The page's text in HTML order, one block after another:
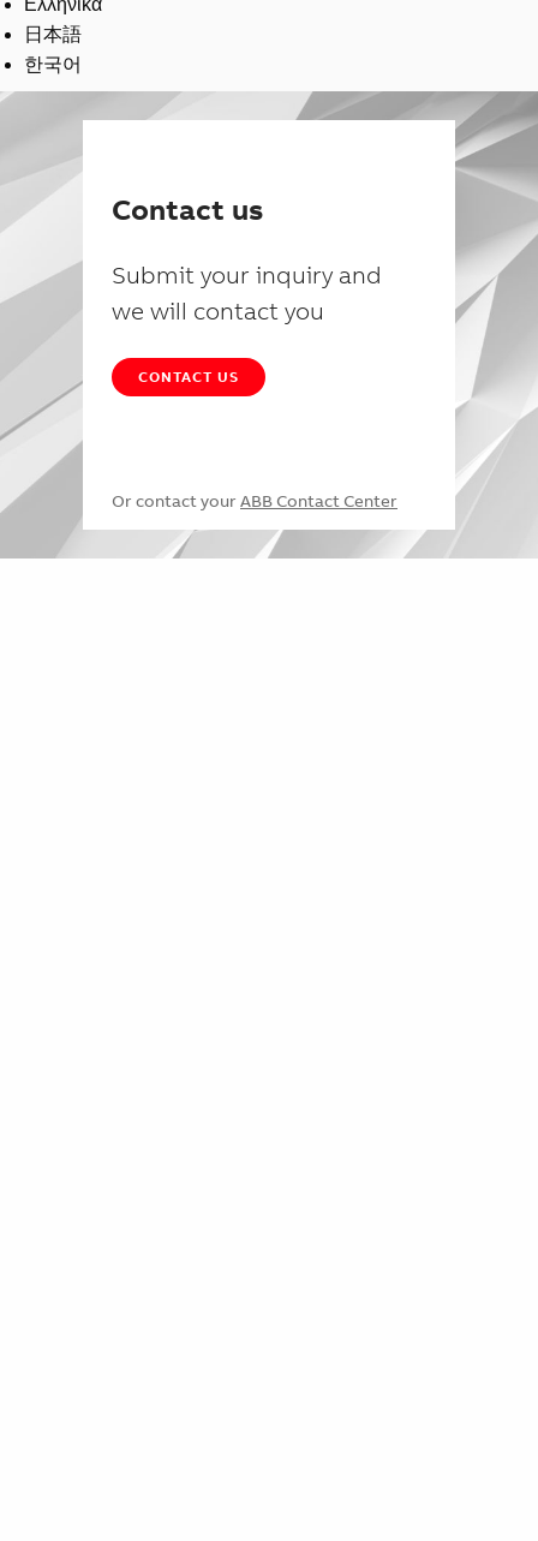
Ελληνικά
日本語
한국어
Contact us
Submit your inquiry and
we will contact you
CONTACT US
Or contact your ABB Contact Center